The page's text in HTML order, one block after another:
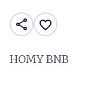
share favorite_border
HOMY BNB